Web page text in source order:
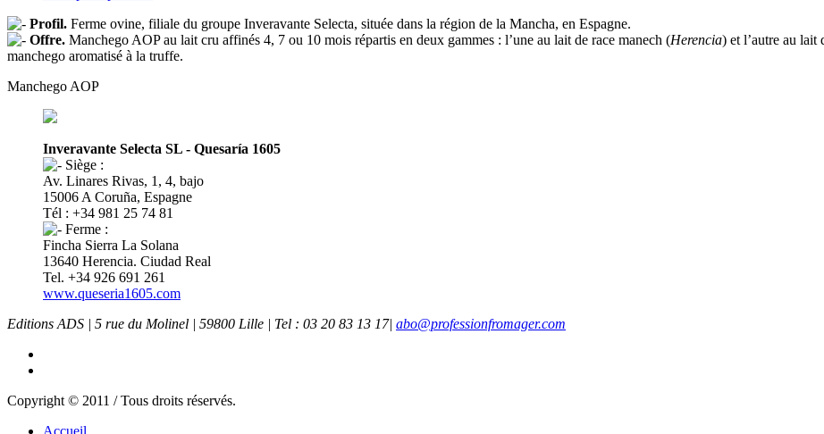
Profil. Ferme ovine, filiale du groupe Inveravante Selecta, située dans la région de la Mancha, en Espagne.
Offre. Manchego AOP au lait cru affinés 4, 7 ou 10 mois répartis en deux gammes : l’une au lait de race manech (Herencia) et l’autre au lait
manchego aromatisé à la truffe.
Manchego AOP
Inveravante Selecta SL - Quesaría 1605
Siège :
Av. Linares Rivas, 1, 4, bajo
15006 A Coruña, Espagne
Tél : +34 981 25 74 81
Ferme :
Fincha Sierra La Solana
13640 Herencia. Ciudad Real
Tel. +34 926 691 261
www.queseria1605.com
Editions ADS | 5 rue du Molinel | 59800 Lille | Tel : 03 20 83 13 17| abo@professionfromager.com
Copyright © 2011 / Tous droits réservés.